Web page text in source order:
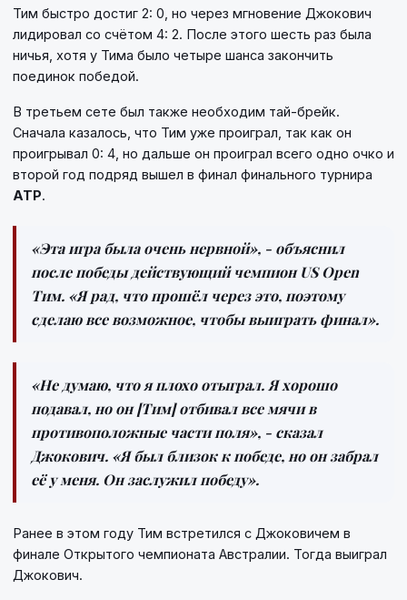
Тим быстро достиг 2: 0, но через мгновение Джокович
лидировал со счётом 4: 2. После этого шесть раз была
ничья, хотя у Тима было четыре шанса закончить
поединок победой.
В третьем сете был также необходим тай-брейк.
Сначала казалось, что Тим уже проиграл, так как он
проигрывал 0: 4, но дальше он проиграл всего одно очко и
второй год подряд вышел в финал финального турнира
ATP.
«Эта игра была очень нервной», - объяснил
после победы действующий чемпионUS Open
Тим. «Я рад, что прошёл через это, поэтому
сделаю все возможное, чтобы выиграть финал».
«Не думаю, что я плохо отыграл. Я хорошо
подавал, но он [Тим] отбивал все мячи в
противоположные части поля», - сказал
Джокович. «Я был близок к победе, но он забрал
её у меня. Он заслужил победу».
Ранее в этом году Тим встретился с Джоковичем в
финале Открытого чемпионата Австралии. Тогда выиграл
Джокович.